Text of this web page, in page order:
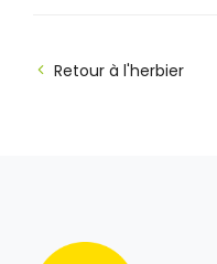
Retour à l'herbier